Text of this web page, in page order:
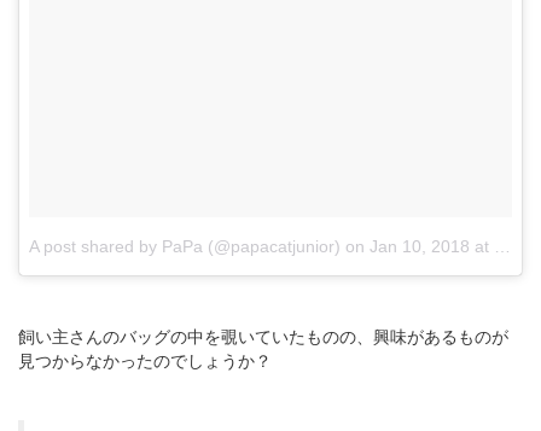
A post shared by PaPa (@papacatjunior) on Jan 10, 2018 at 7:46am PST
飼い主さんのバッグの中を覗いていたものの、興味があるものが
見つからなかったのでしょうか？